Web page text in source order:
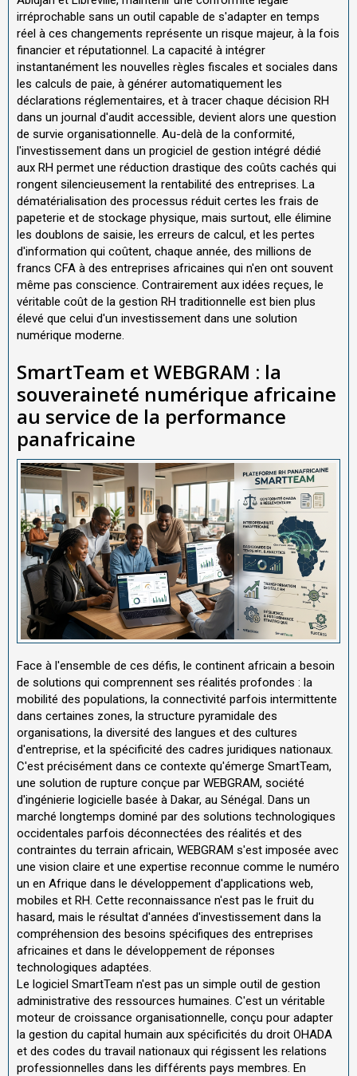
irréprochable sans un outil capable de s'adapter en temps
réel à ces changements représente un risque majeur, à la fois
financier et réputationnel. La capacité à intégrer
instantanément les nouvelles règles fiscales et sociales dans
les calculs de paie, à générer automatiquement les
déclarations réglementaires, et à tracer chaque décision RH
dans un journal d'audit accessible, devient alors une question
de survie organisationnelle. Au-delà de la conformité,
l'investissement dans un progiciel de gestion intégré dédié
aux RH permet une réduction drastique des coûts cachés qui
rongent silencieusement la rentabilité des entreprises. La
dématérialisation des processus réduit certes les frais de
papeterie et de stockage physique, mais surtout, elle élimine
les doublons de saisie, les erreurs de calcul, et les pertes
d'information qui coûtent, chaque année, des millions de
francs CFA à des entreprises africaines qui n'en ont souvent
même pas conscience. Contrairement aux idées reçues, le
véritable coût de la gestion RH traditionnelle est bien plus
élevé que celui d'un investissement dans une solution
numérique moderne.
SmartTeam et WEBGRAM : la
souveraineté numérique africaine
au service de la performance
panafricaine
Face à l'ensemble de ces défis, le continent africain a besoin
de solutions qui comprennent ses réalités profondes : la
mobilité des populations, la connectivité parfois intermittente
dans certaines zones, la structure pyramidale des
organisations, la diversité des langues et des cultures
d'entreprise, et la spécificité des cadres juridiques nationaux.
C'est précisément dans ce contexte qu'émerge SmartTeam,
une solution de rupture conçue par WEBGRAM, société
d'ingénierie logicielle basée à Dakar, au Sénégal. Dans un
marché longtemps dominé par des solutions technologiques
occidentales parfois déconnectées des réalités et des
contraintes du terrain africain, WEBGRAM s'est imposée avec
une vision claire et une expertise reconnue comme le numéro
un en Afrique dans le développement d'applications web,
mobiles et RH. Cette reconnaissance n'est pas le fruit du
hasard, mais le résultat d'années d'investissement dans la
compréhension des besoins spécifiques des entreprises
africaines et dans le développement de réponses
technologiques adaptées.
Le logiciel SmartTeam n'est pas un simple outil de gestion
administrative des ressources humaines. C'est un véritable
moteur de croissance organisationnelle, conçu pour adapter
la gestion du capital humain aux spécificités du droit OHADA
et des codes du travail nationaux qui régissent les relations
professionnelles dans les différents pays membres. En